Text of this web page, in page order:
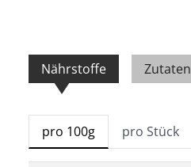
Nährstoffe Zutaten
pro 100g pro Stück